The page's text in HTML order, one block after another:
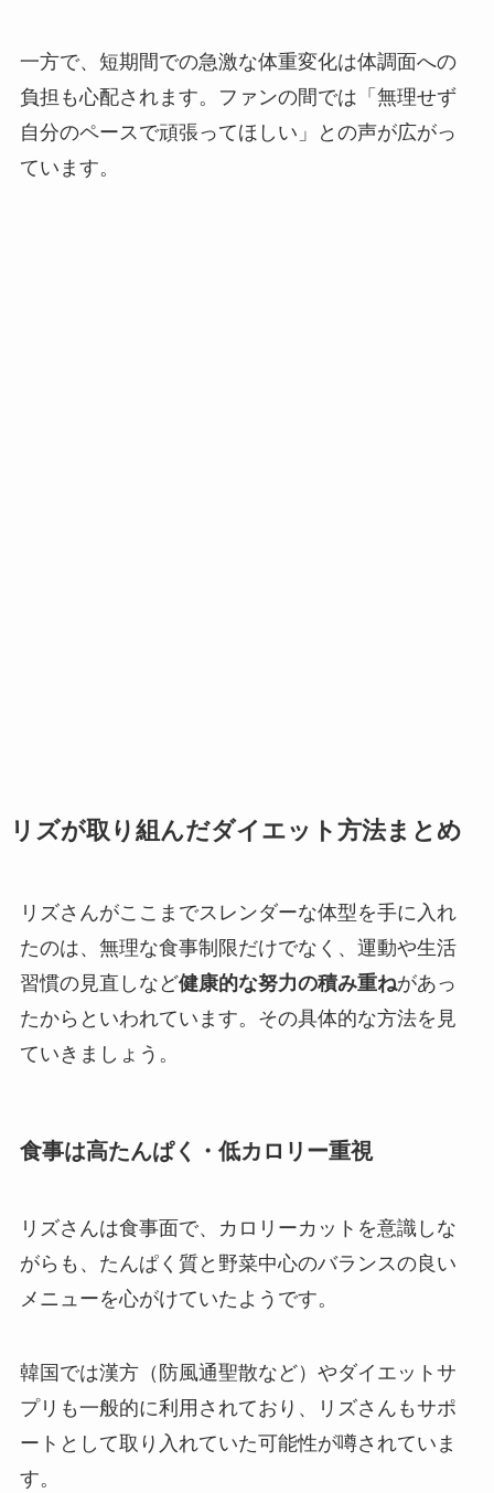
一方で、短期間での急激な体重変化は体調面への
負担も心配されます。ファンの間では「無理せず
自分のペースで頑張ってほしい」との声が広がっ
ています。
リズが取り組んだダイエット方法まとめ
リズさんがここまでスレンダーな体型を手に入れ
たのは、無理な食事制限だけでなく、運動や生活
習慣の見直しなど健康的な努力の積み重ねがあっ
たからといわれています。その具体的な方法を見
ていきましょう。
食事は高たんぱく・低カロリー重視
リズさんは食事面で、カロリーカットを意識しな
がらも、たんぱく質と野菜中心のバランスの良い
メニューを心がけていたようです。
韓国では漢方（防風通聖散など）やダイエットサ
プリも一般的に利用されており、リズさんもサポ
ートとして取り入れていた可能性が噂されていま
す。